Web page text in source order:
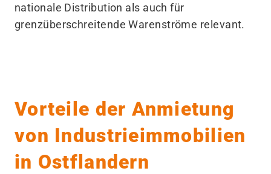
nationale Distribution als auch für
grenzüberschreitende Warenströme relevant.
Vorteile der Anmietung
von Industrieimmobilien
in Ostflandern